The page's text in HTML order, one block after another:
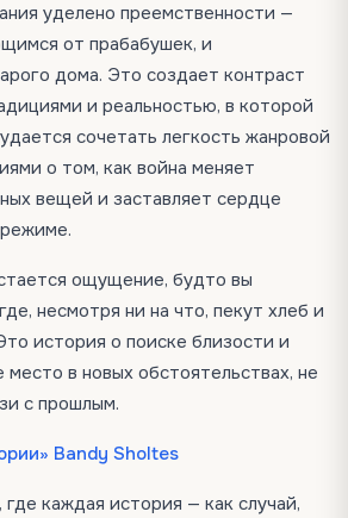
уделено преемственности —
от прабабушек, и
дома. Это создает контраст
и реальностью, в которой
сочетать легкость жанровой
о том, как война меняет
вещей и заставляет сердце
ощущение, будто вы
несмотря ни на что, пекут хлеб и
история о поиске близости и
место в новых обстоятельствах, не
с прошлым.
Bandy Sholtes
каждая история — как случай,